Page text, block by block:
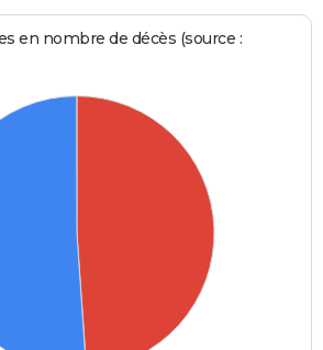
en nombre de décès (source :